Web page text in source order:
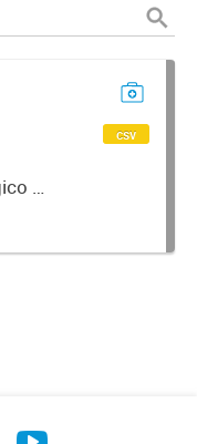
y
csv